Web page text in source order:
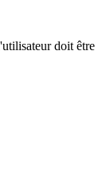
doit être